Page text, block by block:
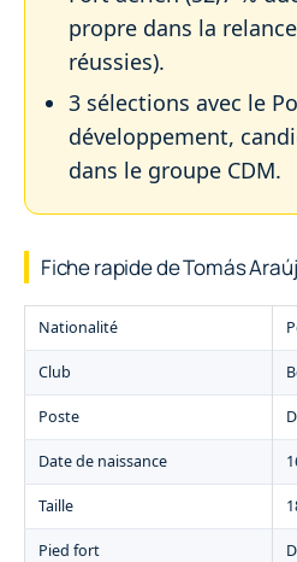
propre dans la
réussies).
3 sélections avec le
développement,
dans le groupe CDM.
Fiche rapide de Tomás
Nationalité
Club
Poste
Date de naissance
Taille
Pied fort